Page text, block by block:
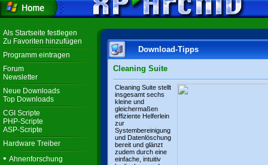
Als Startseite festlegen
Zu Favoriten hinzufügen
Programm eintragen
Forum
Newsletter
Neue Downloads
Top Downloads
CGI Scripte
PHP-Scripte
ASP-Scripte
Hardware Treiber
• Ahnenforschung
Download-Tipps
Cleaning Suite
Cleaning Suite stellt
insgesamt sechs
kleine und
gleichermaßen
effiziente Helferlein
zur
Systembereinigung
und Datenlöschung
bereit und glänzt
zudem durch eine
einfache, intuitiv